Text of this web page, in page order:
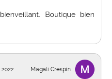
Boutique bien
Magali Crespin